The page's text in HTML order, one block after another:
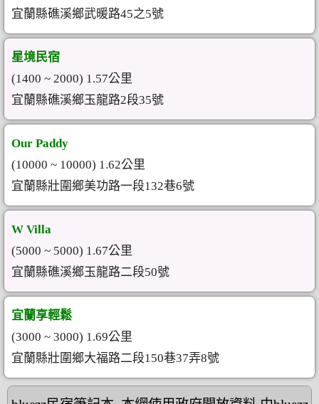
宜蘭縣礁溪鄉武暖路45之5號
星境民宿
(1400 ~ 2000) 1.57公里
宜蘭縣礁溪鄉玉龍路2段35號
Our Paddy
(10000 ~ 10000) 1.62公里
宜蘭縣壯圍鄉美功路一段132巷6號
W Villa
(5000 ~ 5000) 1.67公里
宜蘭縣礁溪鄉玉龍路二段50號
宜蘭享輕鬆
(3000 ~ 3000) 1.69公里
宜蘭縣壯圍鄉大福路二段150巷37弄8號